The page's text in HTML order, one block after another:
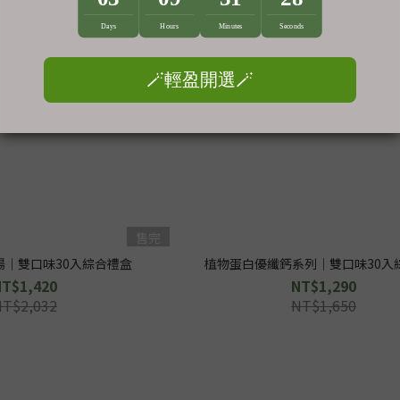
｜雙口味30入綜合禮盒
植物蛋白優纖鈣系列｜雙口味30入
NT$1,290
NT$1,650